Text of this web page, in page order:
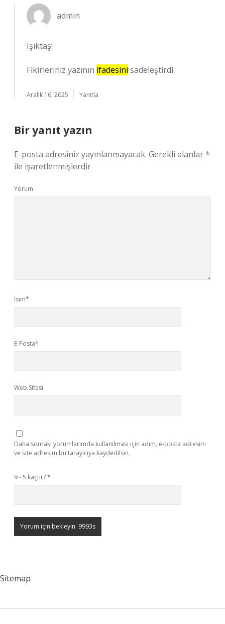
admin
Işıktaş!
Fikirleriniz yazının ifadesini sadeleştirdi.
Aralık 16, 2025 Yanıtla
Bir yanıt yazın
E-posta adresiniz yayınlanmayacak. Gerekli alanlar*
ile işaretlenmişlerdir
Yorum
İsim*
E-Posta*
Web Sitesi
Daha sonraki yorumlarımda kullanılması için adım, e-posta adresim
ve site adresim bu tarayıcıya kaydedilsin.
9 - 5 kaçtır?*
Sitemap